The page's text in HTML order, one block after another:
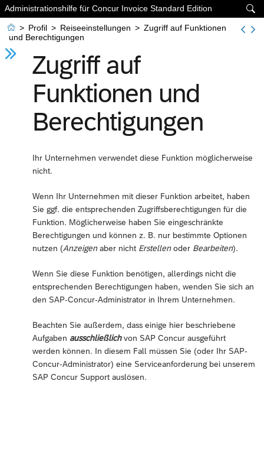

Administrationshilfe für Concur Invoice Standard Edition
 > Profil > Reiseeinstellungen > Zugriff auf Funktionen
und Berechtigungen
Zugriff auf
Funktionen und
Berechtigungen
Ihr Unternehmen verwendet diese Funktion möglicherweise
nicht.
Wenn Ihr Unternehmen mit dieser Funktion arbeitet, haben
Sie ggf. die entsprechenden Zugriffsberechtigungen für die
Funktion. Möglicherweise haben Sie eingeschränkte
Berechtigungen und können z. B. nur bestimmte Optionen
nutzen (Anzeigenaber nicht Erstellenoder Bearbeiten).
Wenn Sie diese Funktion benötigen, allerdings nicht die
entsprechenden Berechtigungen haben, wenden Sie sich an
den SAP-Concur-Administrator in Ihrem Unternehmen.
Beachten Sie außerdem, dass einige hier beschriebene
Aufgaben ausschließlichvon SAP Concur ausgeführt
werden können. In diesem Fall müssen Sie (oder Ihr SAP-
Concur-Administrator) eine Serviceanforderung bei unserem
SAP Concur Support auslösen.